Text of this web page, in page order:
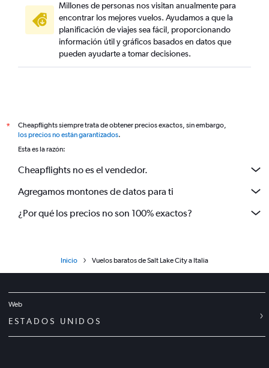
Millones de personas nos visitan anualmente para
encontrar los mejores vuelos. Ayudamos a que la
planificación de viajes sea fácil, proporcionando
información útil y gráficos basados en datos que
pueden ayudarte a tomar decisiones.
*
Cheapflights siempre trata de obtener precios exactos, sin embargo,
los precios no están garantizados.
Esta es la razón:
Cheapflights no es el vendedor.
Agregamos montones de datos para ti
¿Por qué los precios no son 100% exactos?
Inicio Vuelos baratos de Salt Lake City a Italia
Web
ESTADOS UNIDOS